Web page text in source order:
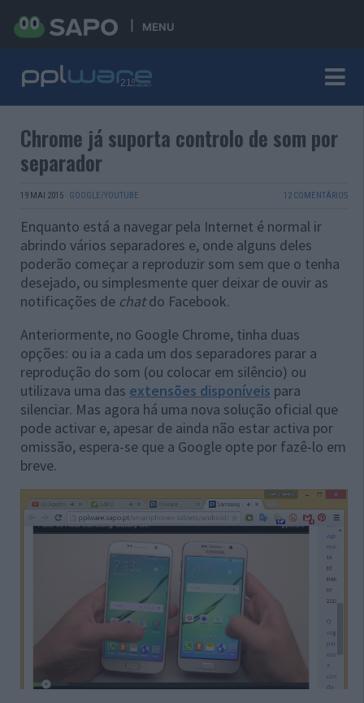
MENU
Chrome já suporta controlo de som por
separador
19 MAI 2015 · GOOGLE/YOUTUBE 12 COMENTÁRIOS
Enquanto está a navegar pela Internet é normal ir
abrindo vários separadores e, onde alguns deles
poderão começar a reproduzir som sem que o tenha
desejado, ou simplesmente quer deixar de ouvir as
notificações de chatdo Facebook.
Anteriormente, no Google Chrome, tinha duas
opções: ou ia a cada um dos separadores parar a
reprodução do som (ou colocar em silêncio) ou
utilizava uma das extensões disponíveis para
silenciar. Mas agora há uma nova solução oficial que
pode activar e, apesar de ainda não estar activa por
omissão, espera-se que a Google opte por fazê-lo em
breve.